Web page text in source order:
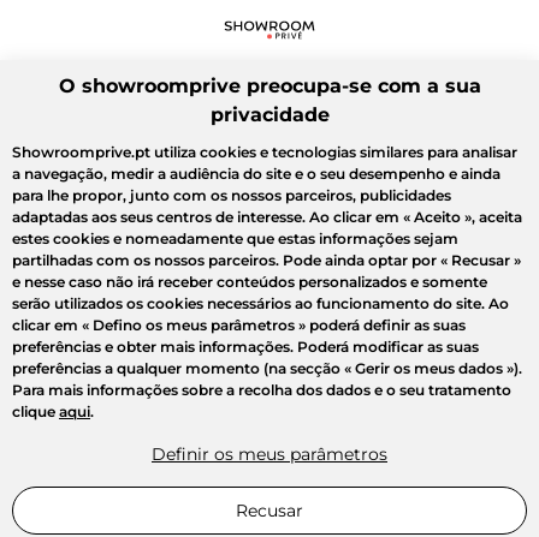
O showroomprive preocupa-se com a sua
privacidade
Showroomprive.pt utiliza cookies e tecnologias similares para analisar
a navegação, medir a audiência do site e o seu desempenho e ainda
para lhe propor, junto com os nossos parceiros, publicidades
adaptadas aos seus centros de interesse. Ao clicar em « Aceito », aceita
estes cookies e nomeadamente que estas informações sejam
partilhadas com os nossos parceiros. Pode ainda optar por « Recusar »
e nesse caso não irá receber conteúdos personalizados e somente
serão utilizados os cookies necessários ao funcionamento do site. Ao
clicar em « Defino os meus parâmetros » poderá definir as suas
preferências e obter mais informações. Poderá modificar as suas
preferências a qualquer momento (na secção « Gerir os meus dados »).
Para mais informações sobre a recolha dos dados e o seu tratamento
clique aqui.
Definir os meus parâmetros
Recusar